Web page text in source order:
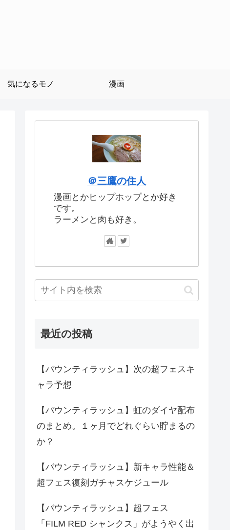
気になるモノ 漫画
＠三鷹の住人
漫画とかヒップホップとか好き
です。
ラーメンと肉も好き。
最近の投稿
【バウンティラッシュ】次の超フェスキ
ャラ予想
【バウンティラッシュ】虹のダイヤ配布
のまとめ。１ヶ月でどれぐらい貯まるの
か？
【バウンティラッシュ】新キャラ性能＆
超フェス復刻ガチャスケジュール
【バウンティラッシュ】超フェス
「FILM RED シャンクス」がようやく出